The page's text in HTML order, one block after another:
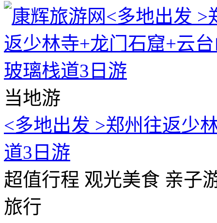
当地游
<多地出发 >郑州往返少
道3日游
超值行程 观光美食 亲子
旅行